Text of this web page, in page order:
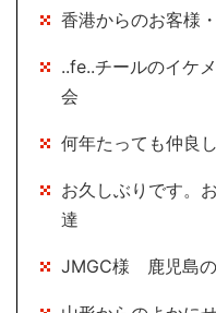
香港からのお客様
..fe..チールのイケ
会
何年たっても仲良
お久しぶりです。
達
JMGC様 鹿児島